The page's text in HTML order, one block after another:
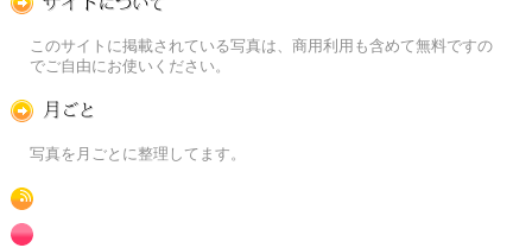
このサイトに掲載されている写真は、商用利用も含めて無料ですの
でご自由にお使いください。
写真を月ごとに整理してます。
RSS